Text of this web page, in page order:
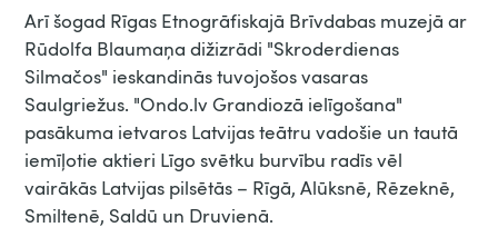
Arī šogad Rīgas Etnogrāfiskajā Brīvdabas muzejā ar
Rūdolfa Blaumaņa dižizrādi "Skroderdienas
Silmačos" ieskandinās tuvojošos vasaras
Saulgriežus. "Ondo.lv Grandiozā ielīgošana"
pasākuma ietvaros Latvijas teātru vadošie un tautā
iemīļotie aktieri Līgo svētku burvību radīs vēl
vairākās Latvijas pilsētās – Rīgā, Alūksnē, Rēzeknē,
Smiltenē, Saldū un Druvienā.